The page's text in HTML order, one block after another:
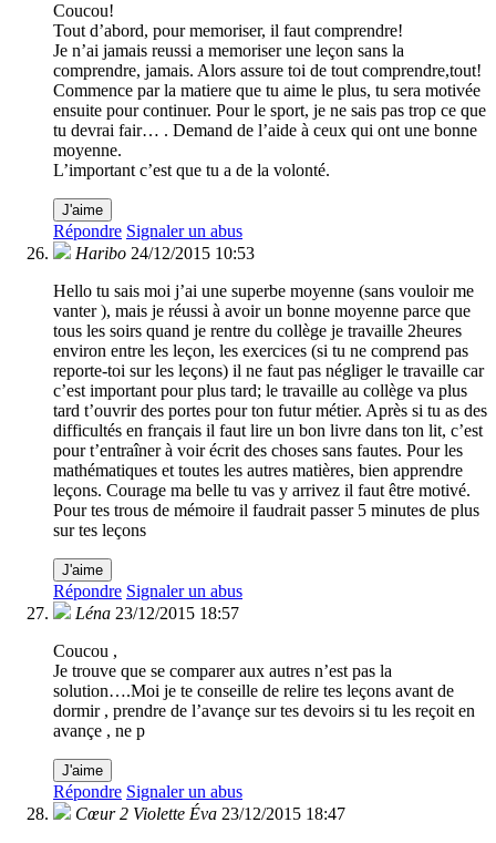
Coucou!
Tout d’abord, pour memoriser, il faut comprendre!
Je n’ai jamais reussi a memoriser une leçon sans la
comprendre, jamais. Alors assure toi de tout comprendre,tout!
Commence par la matiere que tu aime le plus, tu sera motivée
ensuite pour continuer. Pour le sport, je ne sais pas trop ce que
tu devrai fair… . Demand de l’aide à ceux qui ont une bonne
moyenne.
L’important c’est que tu a de la volonté.
J'aime
Répondre Signaler un abus
Haribo 24/12/2015 10:53
Hello tu sais moi j’ai une superbe moyenne (sans vouloir me
vanter ), mais je réussi à avoir un bonne moyenne parce que
tous les soirs quand je rentre du collège je travaille 2heures
environ entre les leçon, les exercices (si tu ne comprend pas
reporte-toi sur les leçons) il ne faut pas négliger le travaille car
c’est important pour plus tard; le travaille au collège va plus
tard t’ouvrir des portes pour ton futur métier. Après si tu as des
difficultés en français il faut lire un bon livre dans ton lit, c’est
pour t’entraîner à voir écrit des choses sans fautes. Pour les
mathématiques et toutes les autres matières, bien apprendre
leçons. Courage ma belle tu vas y arrivez il faut être motivé.
Pour tes trous de mémoire il faudrait passer 5 minutes de plus
sur tes leçons
J'aime
Répondre Signaler un abus
Léna 23/12/2015 18:57
Coucou ,
Je trouve que se comparer aux autres n’est pas la
solution….Moi je te conseille de relire tes leçons avant de
dormir , prendre de l’avançe sur tes devoirs si tu les reçoit en
avançe , ne p
J'aime
Répondre Signaler un abus
Cœur 2 Violette Éva 23/12/2015 18:47